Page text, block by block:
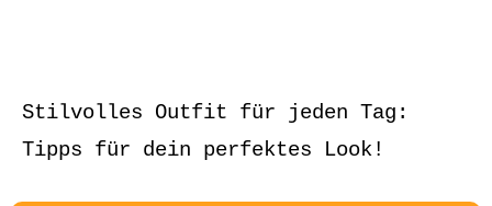
Stilvolles Outfit für jeden Tag:
Tipps für dein perfektes Look!